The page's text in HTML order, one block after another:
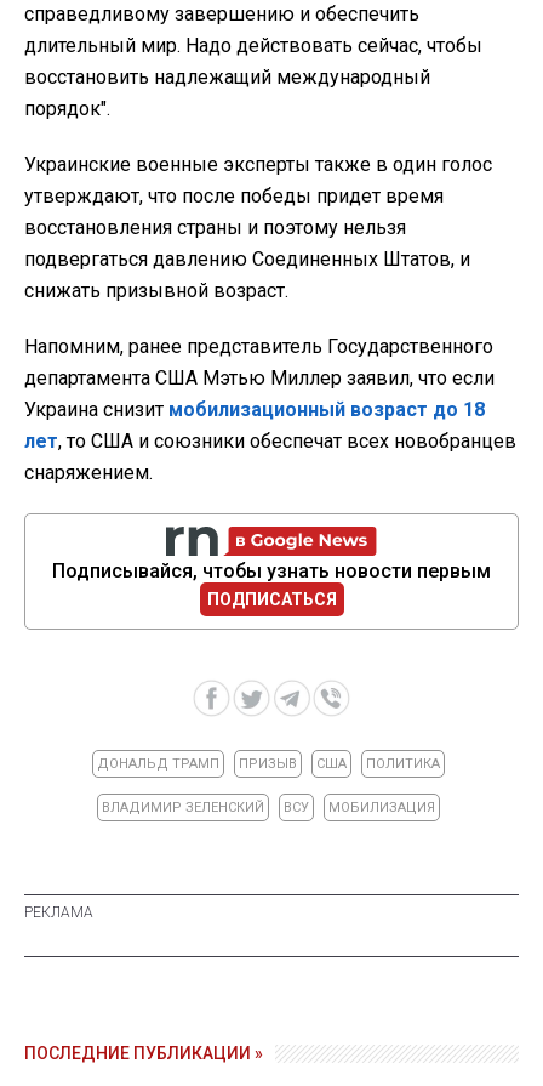
справедливому завершению и обеспечить
длительный мир. Надо действовать сейчас, чтобы
восстановить надлежащий международный
порядок".
Украинские военные эксперты также в один голос
утверждают, что после победы придет время
восстановления страны и поэтому нельзя
подвергаться давлению Соединенных Штатов, и
снижать призывной возраст.
Напомним, ранее представитель Государственного
департамента США Мэтью Миллер заявил, что если
Украина снизит мобилизационный возраст до 18
лет, то США и союзники обеспечат всех новобранцев
снаряжением.
Подписывайся, чтобы узнать новости первым
ПОДПИСАТЬСЯ
ДОНАЛЬД ТРАМП ПРИЗЫВ США ПОЛИТИКА
ВЛАДИМИР ЗЕЛЕНСКИЙ ВСУ МОБИЛИЗАЦИЯ
ПОСЛЕДНИЕ ПУБЛИКАЦИИ »